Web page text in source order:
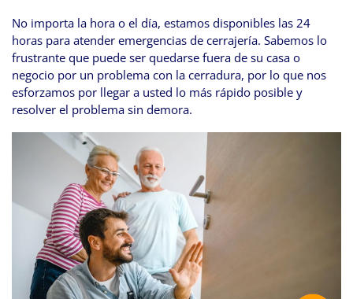
No importa la hora o el día, estamos disponibles las 24
horas para atender emergencias de cerrajería. Sabemos lo
frustrante que puede ser quedarse fuera de su casa o
negocio por un problema con la cerradura, por lo que nos
esforzamos por llegar a usted lo más rápido posible y
resolver el problema sin demora.